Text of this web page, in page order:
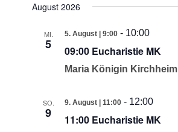
wählen.
August 2026
MI.
5
5. August | 9:00 - 10:00
09:00 Eucharistie MK
Maria Königin Kirchheim
SO.
9
9. August | 11:00 - 12:00
11:00 Eucharistie MK